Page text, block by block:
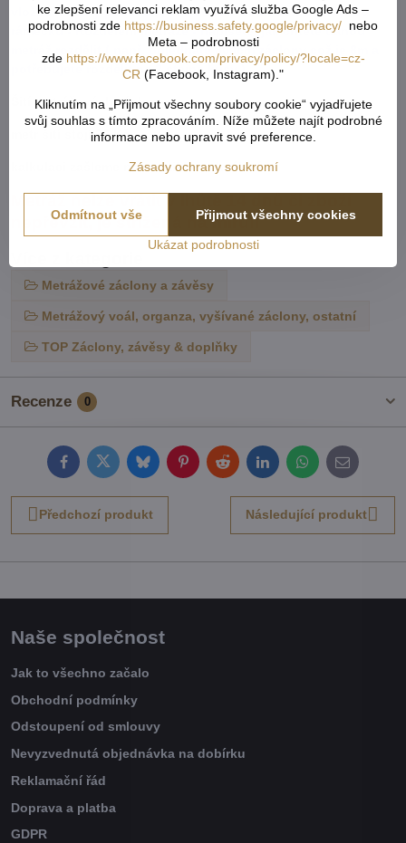
vložíte x různý počet cm, vše se vám sčítá dohromady. Do
rámečku - Rozdělení metráže - napíšete, jak chtete danou
metráž rozdělit ( např. objednáte 800cm záclony což je 8m a
potřebujete rozdělit na 2 stejné kusy ).
Šití metrážových záclon:
metr šití stojí 30 Kč
kalkulaci zašleme na e-mail ke schválení
nepřevzít, je střižená na míru!!
Metrážové záclony a závěsy
Metrážový voál, organza, vyšívané záclony, ostatní
TOP Záclony, závěsy & doplňky
Recenze 0
FacebookTwitterBlueskyPinterestRedditLinkedInWhatsApp
E-
mail
Předchozí produkt Následující produkt
Naše společnost
Jak to všechno začalo
Obchodní podmínky
Odstoupení od smlouvy
Nevyzvednutá objednávka na dobírku
Reklamační řád
Doprava a platba
GDPR
ke zlepšení relevanci reklam využívá služba Google Ads –
podrobnosti zde https://business.safety.google/privacy/ nebo
Meta – podrobnosti
zde https://www.facebook.com/privacy/policy/?locale=cz-
CR (Facebook, Instagram)."
Kliknutím na „Přijmout všechny soubory cookie“ vyjadřujete
svůj souhlas s tímto zpracováním. Níže můžete najít podrobné
informace nebo upravit své preference.
Zásady ochrany soukromí
Ukázat podrobnosti
Přijmout všechny cookies
Odmítnout vše